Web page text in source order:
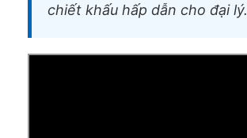
chiết khấu hấp dẫn cho đại lý.